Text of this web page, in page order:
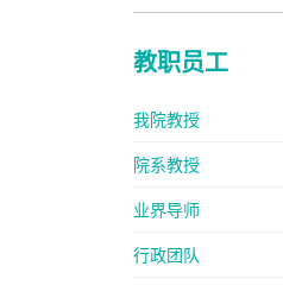
教职员工
我院教授
院系教授
业界导师
行政团队